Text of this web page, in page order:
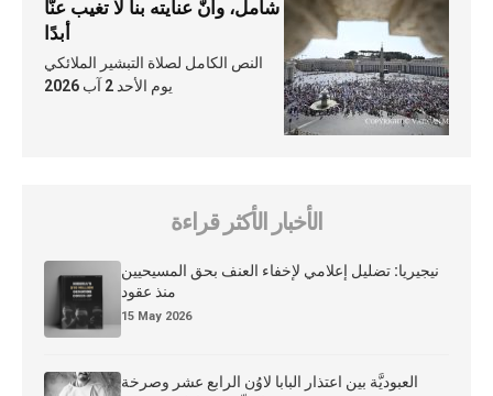
شامل، وأنّ عنايته بنا لا تغيب عنّا
أبدًا
النص الكامل لصلاة التبشير الملائكي
يوم الأحد 2 آب 2026
الأخبار الأكثر قراءة
نيجيريا: تضليل إعلامي لإخفاء العنف بحق المسيحيين
منذ عقود
15 May 2026
العبوديَّة بين اعتذار البابا لاوُن الرابع عشر وصرخة